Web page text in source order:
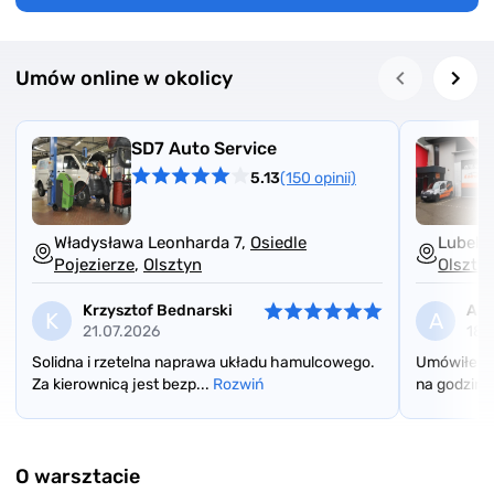
Umów online w okolicy
SD7 Auto Service
5.13(150 opinii)
Władysława Leonharda 7, Osiedle
Pojezierze, Olsztyn
K
Krzysztof Bednarski
21.07.2026
Solidna i rzetelna naprawa układu hamulcowego.
Za kierownicą jest bezp... Rozwiń
A
na
of
3
O warsztacie